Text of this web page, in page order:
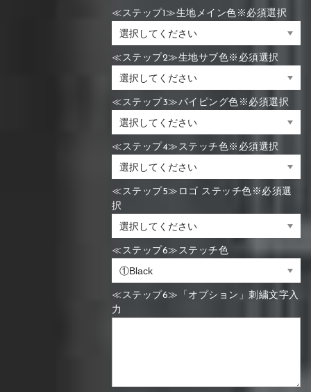
≪ステップ1≫生地メイン色※必須選択
≪ステップ2≫生地サブ色※必須選択
≪ステップ3≫パイピング色※必須選択
≪ステップ4≫ステッチ色※必須選択
≪ステップ5≫ロゴ ステッチ色※必須選
択
≪ステップ6≫ステッチ色
≪ステップ6≫「オプション」刺繍文字入
力